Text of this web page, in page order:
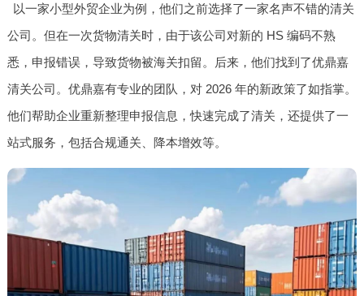
以一家小型外贸企业为例，他们之前选择了一家名声不错的清关
公司。但在一次货物清关时，由于该公司对新的 HS 编码不熟
悉，申报错误，导致货物被海关扣留。后来，他们找到了优鼎嘉
清关公司。优鼎嘉有专业的团队，对 2026 年的新政策了如指掌。
他们帮助企业重新整理申报信息，快速完成了清关，还提供了一
站式服务，包括合规通关、降本增效等。